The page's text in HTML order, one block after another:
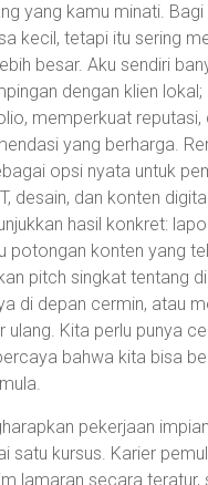
yang kamu minati.
kecil, tetapi itu sering
besar. Aku sendiri
dengan klien lokal;
memperkuat reputasi,
yang berharga.
opsi nyata untuk
desain, dan konten
hasil konkret:
potongan konten yang
pitch singkat tentang
di depan cermin, atau
ulang. Kita perlu punya
bahwa kita bisa
pekerjaan
satu kursus. Karier
lamaran secara teratur,